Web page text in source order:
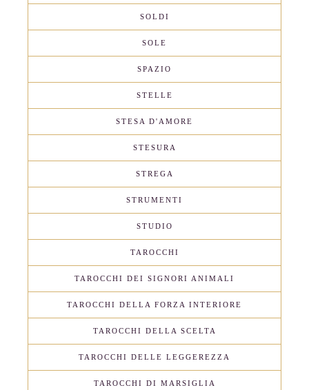
SOLDI
SOLE
SPAZIO
STELLE
STESA D'AMORE
STESURA
STREGA
STRUMENTI
STUDIO
TAROCCHI
TAROCCHI DEI SIGNORI ANIMALI
TAROCCHI DELLA FORZA INTERIORE
TAROCCHI DELLA SCELTA
TAROCCHI DELLE LEGGEREZZA
TAROCCHI DI MARSIGLIA